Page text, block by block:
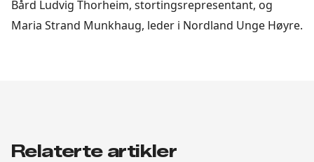
Bård Ludvig Thorheim, stortingsrepresentant, og
Maria Strand Munkhaug, leder i Nordland Unge Høyre.
Relaterte artikler